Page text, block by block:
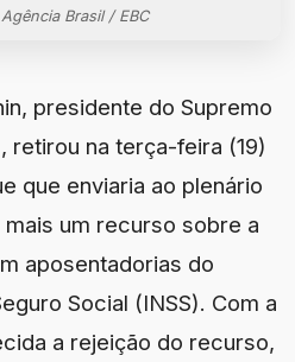
Brasil / EBC
presidente do Supremo
retirou na terça-feira (19)
que enviaria ao plenário
um recurso sobre a
aposentadorias do
Social (INSS). Com a
a rejeição do recurso,